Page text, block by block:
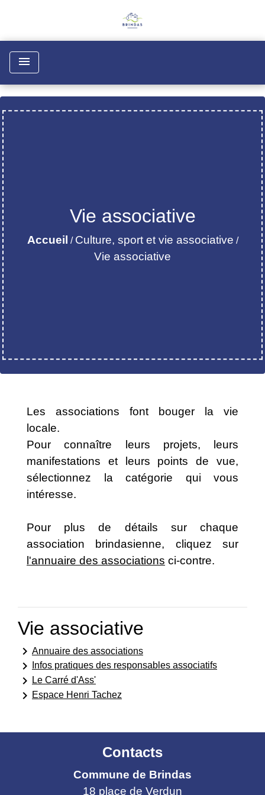
menu
Vie associative
Accueil / Culture, sport et vie associative /
Vie associative
Les associations font bouger la vie
locale.
Pour connaître leurs projets, leurs
manifestations et leurs points de vue,
sélectionnez la catégorie qui vous
intéresse.
Pour plus de détails sur chaque
association brindasienne, cliquez sur
l'annuaire des associations ci-contre.
Vie associative
keyboard_arrow_right Annuaire des associations
keyboard_arrow_right Infos pratiques des responsables associatifs
keyboard_arrow_right Le Carré d'Ass'
keyboard_arrow_right Espace Henri Tachez
Contacts
Commune de Brindas
18 place de Verdun